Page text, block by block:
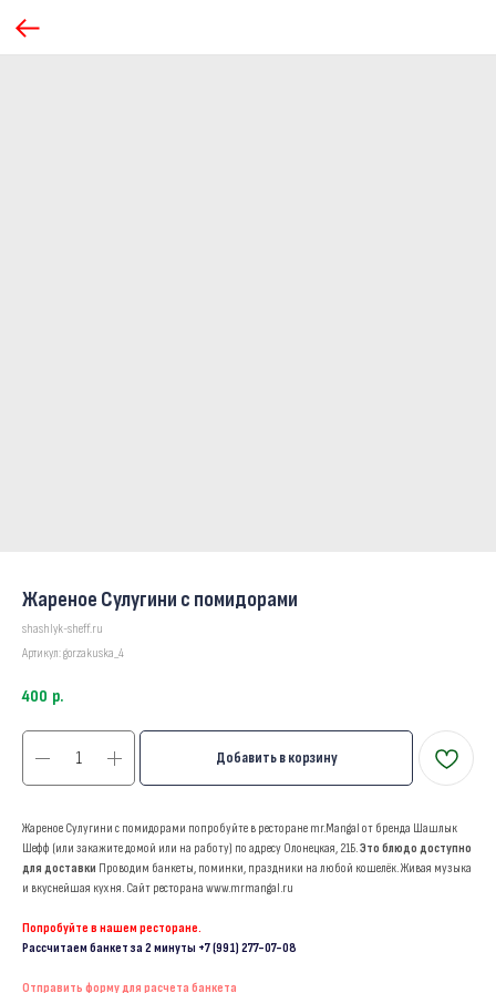
Жареное Сулугини с помидорами
shashlyk-sheff.ru
Артикул:gorzakuska_4
400 р.
Добавить в корзину
Жареное Сулугини с помидорами попробуйте в ресторане mr.Mangal от бренда Шашлык
Шефф (или закажите домой или на работу) по адресу Олонецкая, 21Б.Это блюдо доступно
для доставки Проводим банкеты, поминки, праздники на любой кошелёк. Живая музыка
и вкуснейшая кухня. Сайт ресторана www.mrmangal.ru
Попробуйте в нашем ресторане.
Рассчитаем банкет за 2 минуты +7 (991) 277-07-08
Отправить форму для расчета банкета